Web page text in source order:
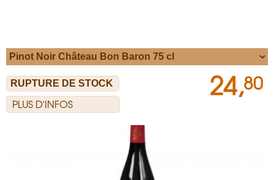
PLUS D'INFOS
24,80